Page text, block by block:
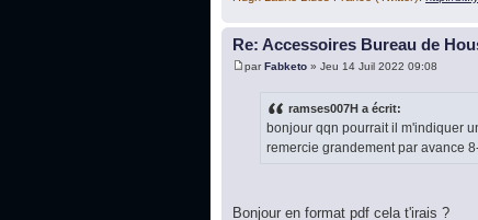
Re: Accessoires Bureau de
parFabketo » Jeu 14 Juil 2022 09:08
ramses007H a écrit:
bonjour qqn pourrait il m'indiquer
remercie grandement par avance
Bonjour en format pdf cela t'irais ?